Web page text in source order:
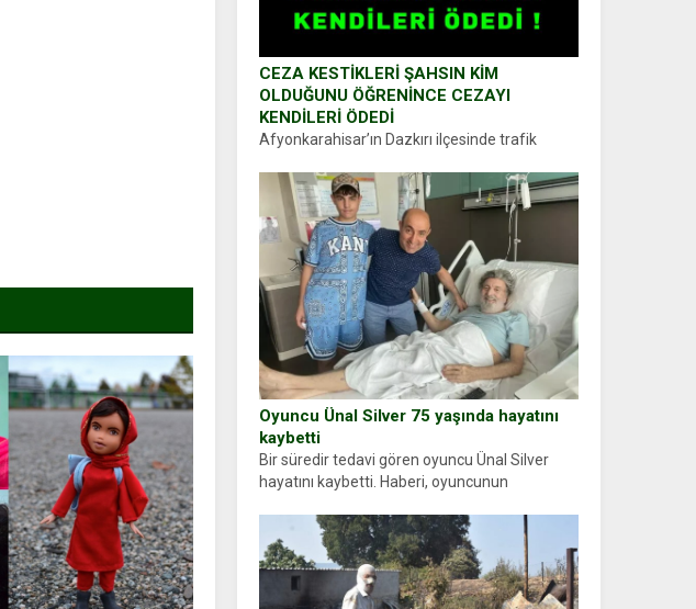
CEZA KESTİKLERİ ŞAHSIN KİM
OLDUĞUNU ÖĞRENİNCE CEZAYI
KENDİLERİ ÖDEDİ
Afyonkarahisar’ın Dazkırı ilçesinde trafik
durdurdukları bir otomobilin sürücüsünden
ehliyet ve ruhsat sorup belgelerini istedi.
Sürücü Abdurrahman Ö.nün verdiği evraklarda
eksik olduğunu...
Oyuncu Ünal Silver 75 yaşında hayatını
kaybetti
Bir süredir tedavi gören oyuncu Ünal Silver
hayatını kaybetti. Haberi, oyuncunun
sosyal medya hesabında “Usta Oyuncumuz ve
çok değerli dostumuz...